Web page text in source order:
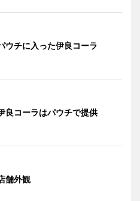
ウチに入った伊良コーラ
良コーラはパウチで提供
舗外観